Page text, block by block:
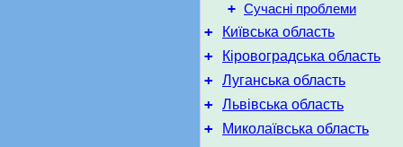
+ Сучасні проблеми
+ Київська область
+ Кіровоградська область
+ Луганська область
+ Львівська область
+ Миколаївська область